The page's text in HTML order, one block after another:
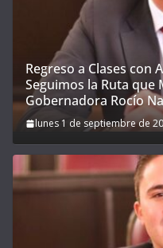
Regreso a Clases con
Seguimos la Ruta que
Gobernadora Rocío
lunes 1 de septiembre de